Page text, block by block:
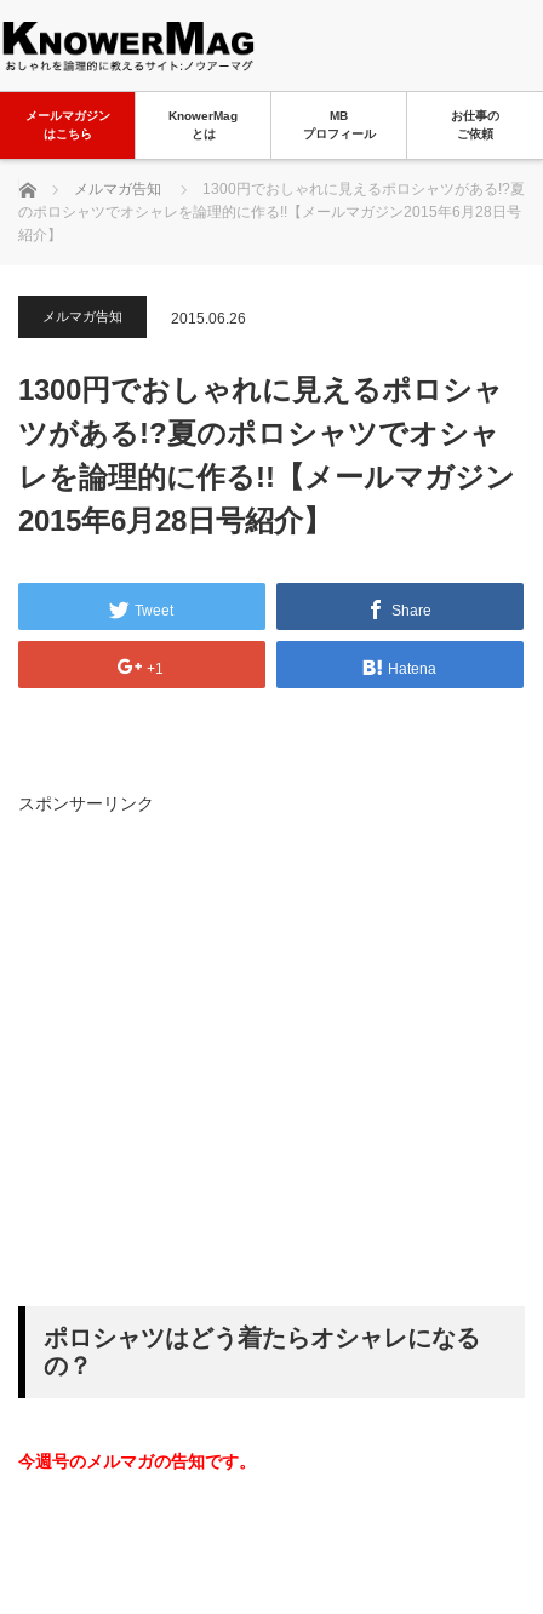
メールマガジン
はこちら
KnowerMag
とは
MB
プロフィール
お仕事の
ご依頼
ホーム メルマガ告知
1300円でおしゃれに見えるポロシャツがある!?夏
のポロシャツでオシャレを論理的に作る!!【メールマガジン2015年6月28日号
紹介】
メルマガ告知 2015.06.26
1300円でおしゃれに見えるポロシャ
ツがある!?夏のポロシャツでオシャ
レを論理的に作る!!【メールマガジン
2015年6月28日号紹介】
Tweet Share
+1 Hatena
スポンサーリンク
ポロシャツはどう着たらオシャレになる
の？
今週号のメルマガの告知です。